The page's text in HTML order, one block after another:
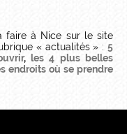
faire à Nice sur le site
« actualités » :5
, les 4 plus belles
endroits où se prendre